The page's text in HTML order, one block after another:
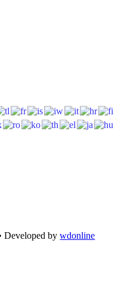
Developed bywdonline